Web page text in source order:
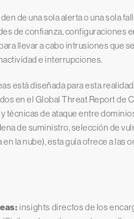
de una sola alerta o una sola
de confianza, configuraciones
llevar a cabo intrusiones que
e interrupciones.
está diseñada para esta
en el Global Threat Report de
técnicas de ataque entre
de suministro, selección de
la nube), esta guía ofrece a las
insights directos de los